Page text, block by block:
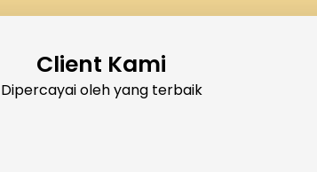
Client Kami
Dipercayai oleh yang terbaik